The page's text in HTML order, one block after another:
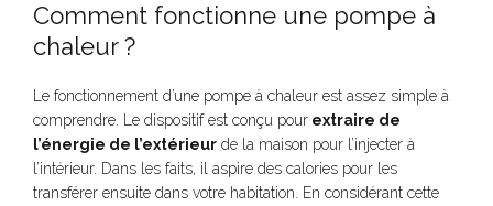
Comment fonctionne une pompe à
chaleur ?
Le fonctionnement d’une pompe à chaleur est assez simple à
comprendre. Le dispositif est conçu pour extraire de
l’énergie de l’extérieur de la maison pour l’injecter à
l’intérieur. Dans les faits, il aspire des calories pour les
transférer ensuite dans votre habitation. En considérant cette